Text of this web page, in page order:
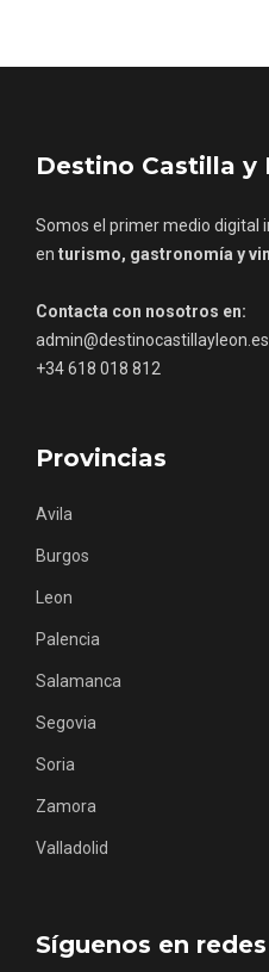
Destino Castilla y
Somos el primer medio digital
en turismo, gastronomía y
Contacta con nosotros en:
admin@destinocastillayleon.es
+34 618 018 812
Provincias
Avila
Burgos
Leon
Palencia
Salamanca
Segovia
Soria
Zamora
Valladolid
Síguenos en
Pino 2026